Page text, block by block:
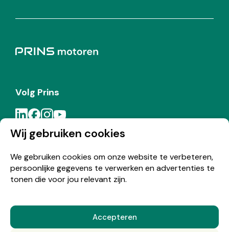
Wij gebruiken cookies
We gebruiken cookies om onze website te verbeteren,
persoonlijke gegevens te verwerken en advertenties te
tonen die voor jou relevant zijn.
Accepteren
Volg Prins
Meld je aan voor de Prins nieuwsbrief
© Copyright 2026 Prins